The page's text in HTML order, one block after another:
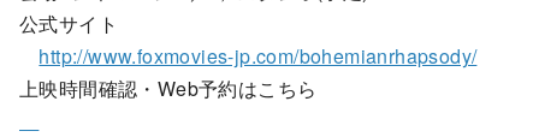
公式サイト
http://www.foxmovies-jp.com/bohemianrhapsody/
上映時間確認・Web予約はこちら